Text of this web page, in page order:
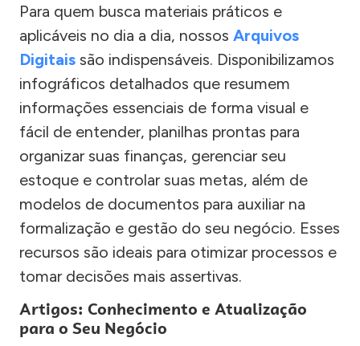
Para quem busca materiais práticos e
aplicáveis no dia a dia, nossos Arquivos
Digitais são indispensáveis. Disponibilizamos
infográficos detalhados que resumem
informações essenciais de forma visual e
fácil de entender, planilhas prontas para
organizar suas finanças, gerenciar seu
estoque e controlar suas metas, além de
modelos de documentos para auxiliar na
formalização e gestão do seu negócio. Esses
recursos são ideais para otimizar processos e
tomar decisões mais assertivas.
Artigos: Conhecimento e Atualização
para o Seu Negócio